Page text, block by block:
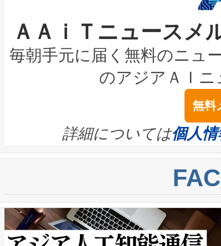
取得できる可能性もあります
設には、3億～4億ドルかか
最高経営責任者（CEO）であ
す。「当社のfully-connected
ームを利用すれば、6,000万
きます。この効率性は、フェ
限を超えて利用可能な電力容
持できるよう貢献します。こ
ービスレベル契約（SLA）違
テリー性能の劣化によるダウ
念は、現在データセンターが
ます。 Voltaiq provides a
quality and reliability for AI
BESS stack to ensure battery
centers. Voltaiqは、ai&のAI
からシステム統合、試運転、
クルの各段階のデータを監視
[…]
なレーザースポットにより、
な環境下でも豊かなディテー
キロメートル範囲を検出
LiDAR for Inspections,
は1535 nmレーザーを搭載。
イズの小径化を実現すること
す。ノーマルモードでは、
ートル先まで検出でき、これ
トに対して約600メートルに
では、反射率10％のターゲッ
で向上し、最大検知距離は
ットだけで最大1キロメート
ＡＡｉＴニュース
毎朝手元に届く無料のニュ
のアジアＡＩ
無料
詳細については個人